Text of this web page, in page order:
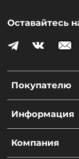
Покупателю
Информация
Компания
Оставайтесь